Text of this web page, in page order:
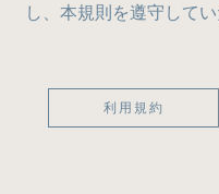
し、本規則を遵守してい
利用規約